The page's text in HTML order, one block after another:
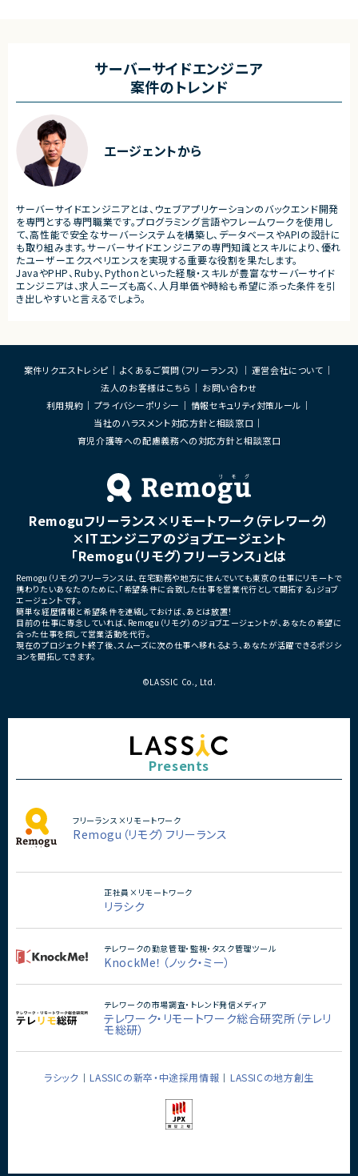
び帳票出力基盤の構築
・各種データ検証、テスト対応
・周辺システムとのデータ連携設計および実
装支援
■その他補足
・フルリモート勤務 （初日のみ目黒へ出社）
■募集背景
・開発体制強化に伴う増員募
■担当工程
サーバーサイドエンジニア
案件のトレンド
エージェントから
サーバーサイドエンジニアとは、ウェブアプリケーションのバックエンド開発
を専門とする専門職業です。プログラミング言語やフレームワークを使用し
て、高性能で安全なサーバーシステムを構築し、データベースやAPIの設計に
も取り組みます。サーバーサイドエンジニアの専門知識とスキルにより、優れ
たユーザーエクスペリエンスを実現する重要な役割を果たします。
JavaやPHP、Ruby、Pythonといった経験・スキルが豊富なサーバーサイド
エンジニアは、求人ニーズも高く、人月単価や時給も希望に添った条件を引
き出しやすいと言えるでしょう。
案件リクエストレシピ よくあるご質問（フリーランス）
運営会社について
法人のお客様はこちら
お問い合わせ
利用規約
プライバシーポリシー
情報セキュリティ対策ルール
当社のハラスメント対応方針と相談窓口
育児介護等への配慮義務への対応方針と相談窓口
Remoguフリーランス×リモートワーク（テレワーク）
×ITエンジニアのジョブエージェント
「Remogu（リモグ）フリーランス」とは
Remogu（リモグ）フリーランスは、在宅勤務や地方に住んでいても東京の仕事にリモートで
携わりたいあなたのために、「希望条件に合致した仕事を営業代行として開拓する」ジョブ
エージェントです。
簡単な経歴情報と希望条件を連絡しておけば、あとは放置！
目前の仕事に専念していれば、Remogu（リモグ）のジョブエージェントが、あなたの希望に
合った仕事を探して営業活動を代行。
現在のプロジェクト終了後、スムーズに次の仕事へ移れるよう、あなたが活躍できるポジシ
ョンを開拓してきます。
©LASSIC Co., Ltd.
Presents
フリーランス×リモートワーク
Remogu（リモグ）フリーランス
正社員×リモートワーク
リラシク
テレワークの勤怠管理・監視・タスク管理ツール
KnockMe！（ノック・ミー）
テレワークの市場調査・トレンド発信メディア
テレワーク・リモートワーク総合研究所（テレリ
モ総研）
ラシック LASSICの新卒・中途採用情報 LASSICの地方創生